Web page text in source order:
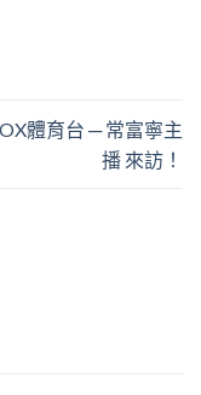
體育台 ─ 常富寧主
播 來訪！